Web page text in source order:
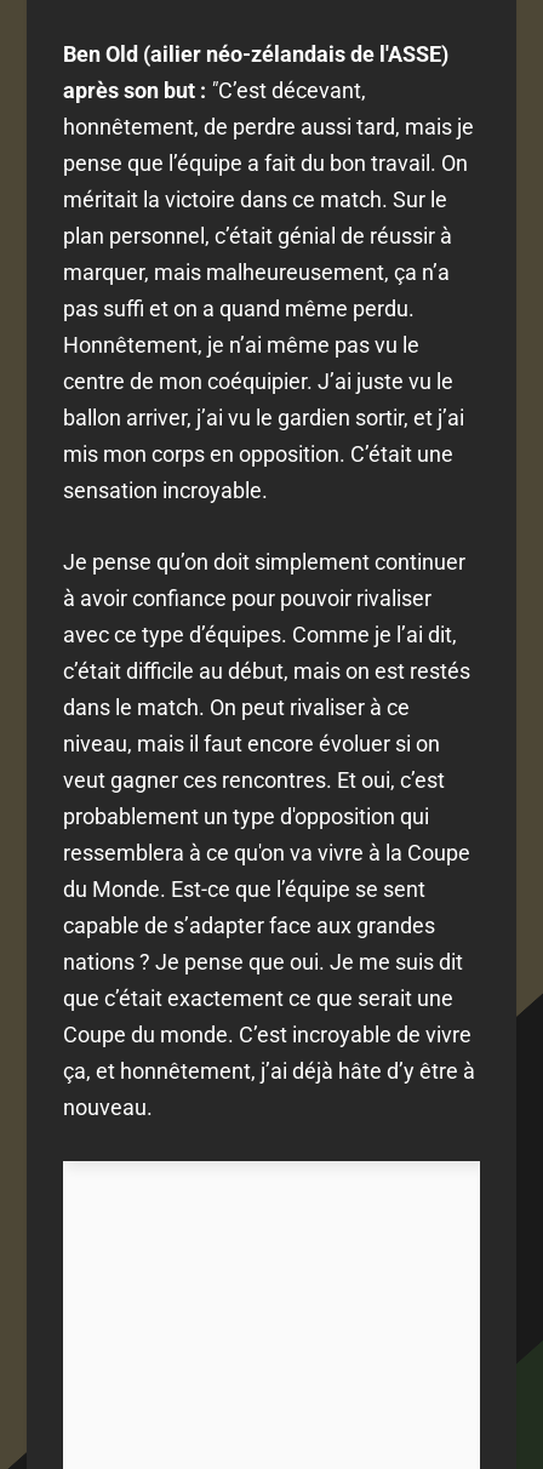
Ben Old (ailier néo-zélandais de l'ASSE)
après son but : "C’est décevant,
honnêtement, de perdre aussi tard, mais je
pense que l’équipe a fait du bon travail. On
méritait la victoire dans ce match. Sur le
plan personnel, c’était génial de réussir à
marquer, mais malheureusement, ça n’a
pas suffi et on a quand même perdu.
Honnêtement, je n’ai même pas vu le
centre de mon coéquipier. J’ai juste vu le
ballon arriver, j’ai vu le gardien sortir, et j’ai
mis mon corps en opposition. C’était une
sensation incroyable.
Je pense qu’on doit simplement continuer
à avoir confiance pour pouvoir rivaliser
avec ce type d’équipes. Comme je l’ai dit,
c’était difficile au début, mais on est restés
dans le match. On peut rivaliser à ce
niveau, mais il faut encore évoluer si on
veut gagner ces rencontres. Et oui, c’est
probablement un type d'opposition qui
ressemblera à ce qu'on va vivre à la Coupe
du Monde. Est-ce que l’équipe se sent
capable de s’adapter face aux grandes
nations ? Je pense que oui. Je me suis dit
que c’était exactement ce que serait une
Coupe du monde. C’est incroyable de vivre
ça, et honnêtement, j’ai déjà hâte d’y être à
nouveau.